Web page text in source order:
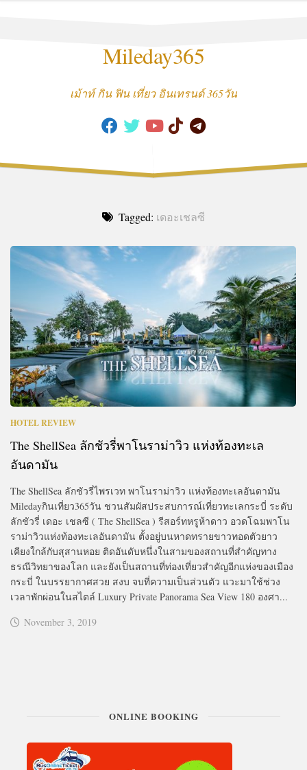
Mileday365
เม้าท์ กิน ฟิน เที่ยว อินเทรนด์ 365วัน
Tagged: เดอะเชลซี
HOTEL REVIEW
The ShellSea ลักชัวรี่พาโนราม่าวิว แห่งท้องทะเล
อันดามัน
The ShellSea ลักชัวรี่ไพรเวท พาโนราม่าวิว แห่งท้องทะเลอันดามัน
Miledayกินเที่ยว365วัน ชวนสัมผัสประสบการณ์เที่ยวทะเลกระบี่ ระดับ
ลักชัวรี่ เดอะ เชลซี ( The ShellSea ) รีสอร์ทหรูห้าดาว อวดโฉมพาโน
ราม่าวิวแห่งท้องทะเลอันดามัน ตั้งอยู่บนหาดทรายขาวทอดตัวยาว
เคียงใกล้กับสุสานหอย ติดอันดับหนึ่งในสามของสถานที่สำคัญทาง
ธรณีวิทยาของโลก และยังเป็นสถานที่ท่องเที่ยวสำคัญอีกแห่งของเมือง
กระบี่ ในบรรยากาศสวย สงบ จบที่ความเป็นส่วนตัว แวะมาใช้ช่วง
เวลาพักผ่อนในสไตล์ Luxury Private Panorama Sea View 180 องศา...
November 3, 2019
ONLINE BOOKING